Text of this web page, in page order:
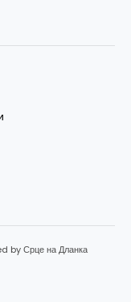
by Срце на Дланка